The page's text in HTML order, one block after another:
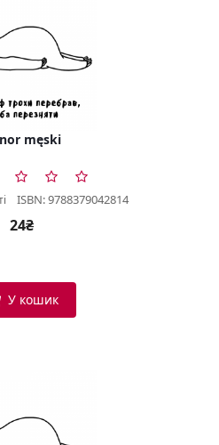
męski
ISBN: 9788379042814
24₴
У кошик